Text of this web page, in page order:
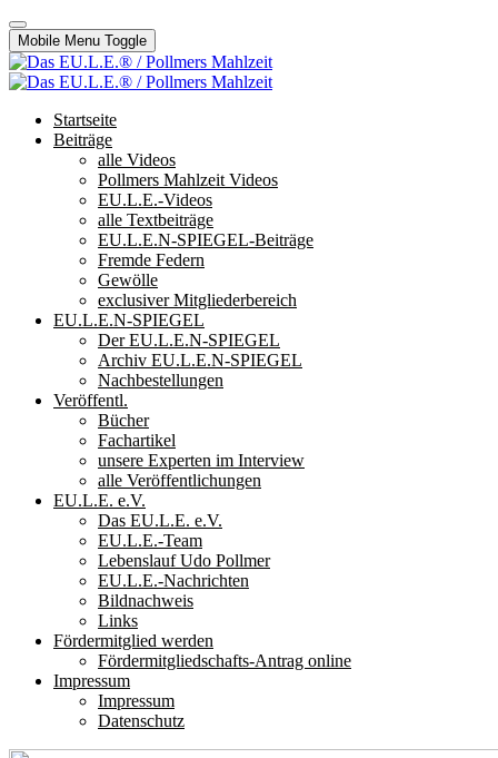
Mobile Menu Toggle
Startseite
Beiträge
alle Videos
Pollmers Mahlzeit Videos
EU.L.E.-Videos
alle Textbeiträge
EU.L.E.N-SPIEGEL-Beiträge
Fremde Federn
Gewölle
exclusiver Mitgliederbereich
EU.L.E.N-SPIEGEL
Der EU.L.E.N-SPIEGEL
Archiv EU.L.E.N-SPIEGEL
Nachbestellungen
Veröffentl.
Bücher
Fachartikel
unsere Experten im Interview
alle Veröffentlichungen
EU.L.E. e.V.
Das EU.L.E. e.V.
EU.L.E.-Team
Lebenslauf Udo Pollmer
EU.L.E.-Nachrichten
Bildnachweis
Links
Fördermitglied werden
Fördermitgliedschafts-Antrag online
Impressum
Impressum
Datenschutz